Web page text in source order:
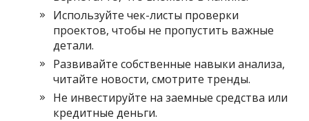
Используйте чек-листы проверки
проектов, чтобы не пропустить важные
детали.
Развивайте собственные навыки анализа,
читайте новости, смотрите тренды.
Не инвестируйте на заемные средства или
кредитные деньги.